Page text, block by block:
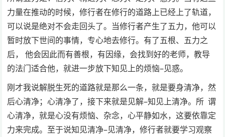
力量在推动的时候，修行者在修行的道路上已经上了轨道，
可以说是绝对不会走回头了。当修行者产生了五力，他可以
暂时放下世间的事情，专心地去修行。有了五根、五力之
后， 他会因此而有善根，有因缘，会找到好的老师，教导
的法门适合他，就进一步放下知见上的烦恼–见惑。
刚才我说解脱生死的道路就是那么一条，就是要身清净，然
后心清净；心清净了，接下来就是见解–知见上清净。所 谓
心清净，就是心没有烦恼、杂念，心平静如水，这要依靠定
力来完成。至于说知见清净–见清净，修行者就要学习观察